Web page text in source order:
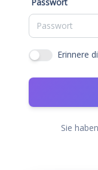
Erinnere
Sie